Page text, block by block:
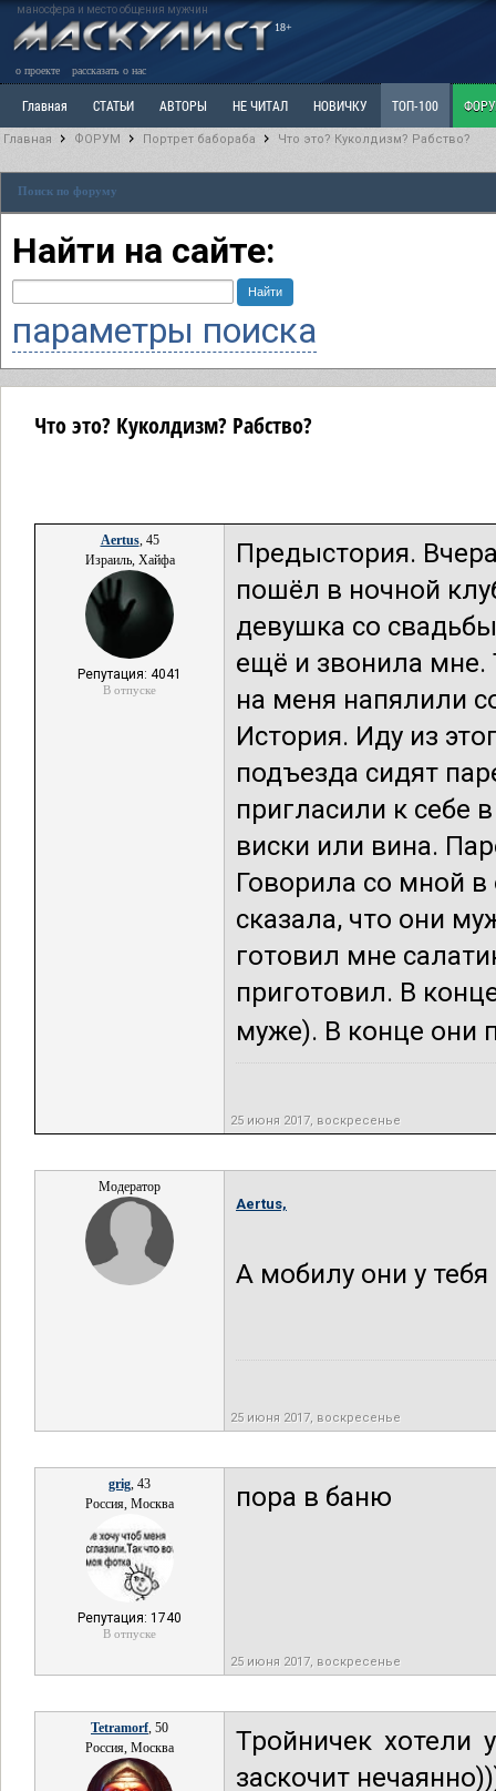
маносфера и место общения мужчин
18+
о проекте рассказать о нас
Главная СТАТЬИ АВТОРЫ НЕ ЧИТАЛ НОВИЧКУ ТОП-100
Ветка: Расстаюсь или Развожусь. САНЧАС Ветка: Наболевшее. Выскажись!
РАЗДЕЛ: Разное
Главная ФОРУМ Портрет бабораба Что это? Куколдизм? Рабство?
Поиск по форуму
Найти на сайте:
параметры поиска
Что это? Куколдизм? Рабство?
Aertus, 45
Израиль, Хайфа
Репутация: 4041
В отпуске
Предыстория.
пошёл в ночной
девушка со
ещё и звонила мне.
на меня напялили
История. Иду из
подъезда сидят
пригласили к себе
виски или вина.
Говорила со мной
сказала, что они
готовил мне
приготовил. В
муже). В конце они
25 июня 2017, воскресенье
Модератор
Aertus,
А мобилу они у
25 июня 2017, воскресенье
grig, 43
Россия, Москва
Репутация: 1740
В отпуске
пора в баню
25 июня 2017, воскресенье
Tetramorf, 50
Россия, Москва
Тройничек хотели
заскочит